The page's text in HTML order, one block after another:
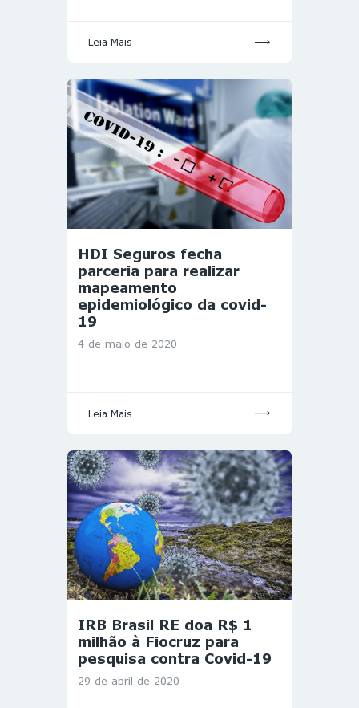
Leia Mais
HDI Seguros fecha
parceria para realizar
mapeamento
epidemiológico da covid-
19
4 de maio de 2020
Leia Mais
IRB Brasil RE doa R$ 1
milhão à Fiocruz para
pesquisa contra Covid-19
29 de abril de 2020